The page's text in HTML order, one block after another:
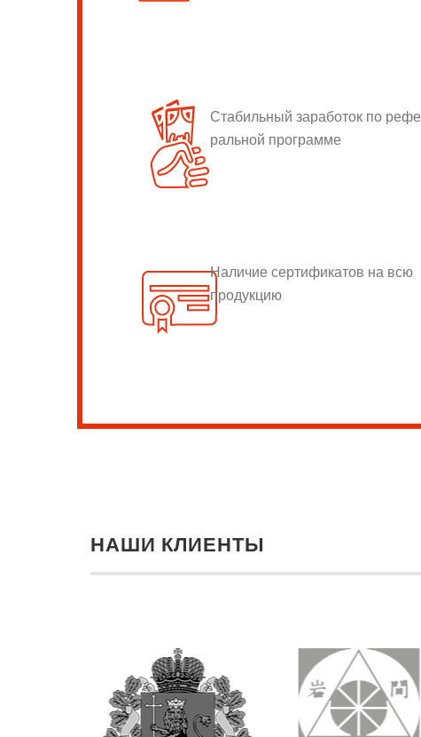
Стабильный заработок по рефе
ральной программе
Наличие сертификатов на всю
продукцию
НАШИ КЛИЕНТЫ